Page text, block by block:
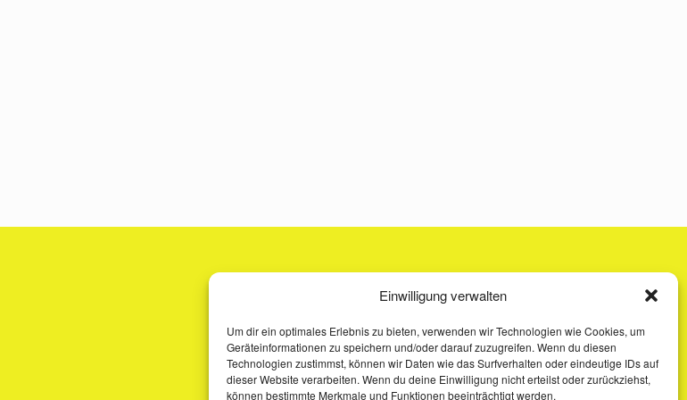
Einwilligung verwalten
Um dir ein optimales Erlebnis zu bieten, verwenden wir Technologien wie Cookies, um
Geräteinformationen zu speichern und/oder darauf zuzugreifen. Wenn du diesen
Technologien zustimmst, können wir Daten wie das Surfverhalten oder eindeutige IDs auf
dieser Website verarbeiten. Wenn du deine Einwilligung nicht erteilst oder zurückziehst,
können bestimmte Merkmale und Funktionen beeinträchtigt werden.